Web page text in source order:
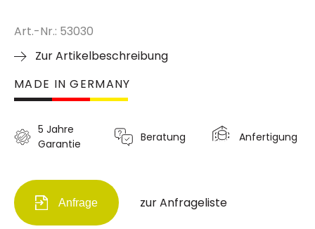
Art.-Nr.: 53030
Zur Artikelbeschreibung
MADE IN GERMANY
5 Jahre
Garantie
Beratung Anfertigung
Anfrage zur Anfrageliste